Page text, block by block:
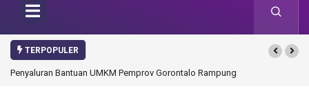
TERPOPULER
Gorontalo RampungGorontalo Ikut Dukung Program SMA Unggul Garuda